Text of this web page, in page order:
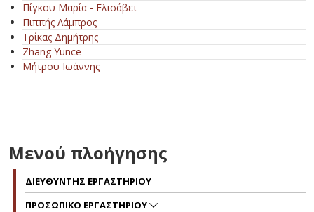
Πίγκου Μαρία - Ελισάβετ
Πιππής Λάμπρος
Τρίκας Δημήτρης
Zhang Yunce
Μήτρου Ιωάννης
Μενού πλοήγησης
ΔΙΕΥΘΥΝΤΗΣ ΕΡΓΑΣΤΗΡΙΟΥ
ΠΡΟΣΩΠΙΚΟ ΕΡΓΑΣΤΗΡΙΟΥ